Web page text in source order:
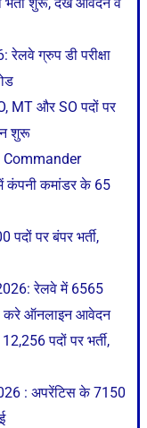
ग्रुप डी परीक्षा
MT और SO पदों पर
शुरू
Commander
कंपनी कमांडर के 65
पर बंपर भर्ती,
रेलवे में 6565
से करे ऑनलाइन आवेदन
पदों पर भर्ती,
: अपरेंटिस के 7150